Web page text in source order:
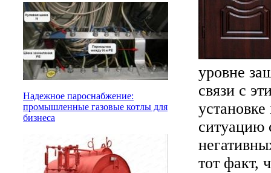
Надежное пароснабжение:
промышленные газовые котлы для
бизнеса
уровне
связи с
ситуацию
тот факт,